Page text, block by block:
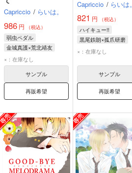
Capriccio / らいは。
986 円 （税込）
弱虫ペダル
金城真護×荒北靖友
金城真護
×：在庫なし
サンプル
再販希望
Capriccio / らいは。
821 円 （税込）
ハイキュー!!
黒尾鉄朗×孤爪研磨
黒尾鉄朗
×：在庫なし
サンプル
再販希望